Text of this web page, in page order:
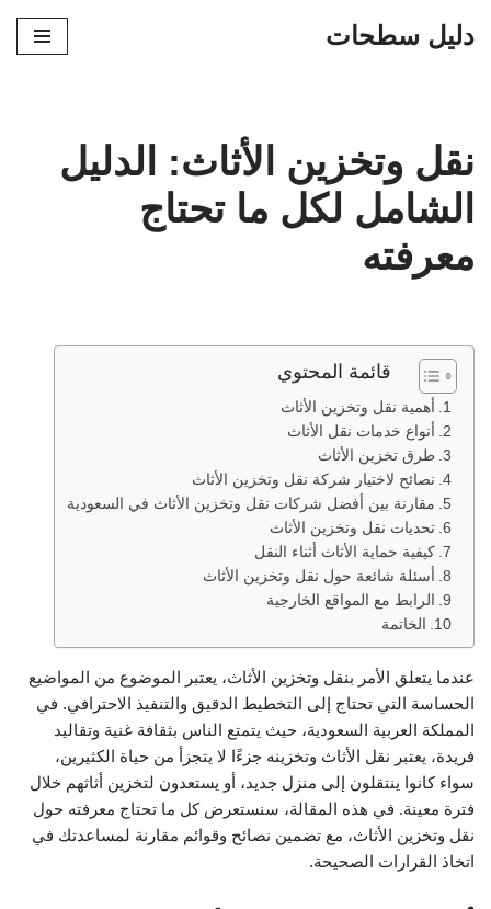
دليل سطحات
نقل وتخزين الأثاث: الدليل
الشامل لكل ما تحتاج
معرفته
قائمة المحتوي
أهمية نقل وتخزين الأثاث
أنواع خدمات نقل الأثاث
طرق تخزين الأثاث
نصائح لاختيار شركة نقل وتخزين الأثاث
مقارنة بين أفضل شركات نقل وتخزين الأثاث في السعودية
تحديات نقل وتخزين الأثاث
كيفية حماية الأثاث أثناء النقل
أسئلة شائعة حول نقل وتخزين الأثاث
الرابط مع المواقع الخارجية
الخاتمة
عندما يتعلق الأمر بنقل وتخزين الأثاث، يعتبر الموضوع من المواضيع
الحساسة التي تحتاج إلى التخطيط الدقيق والتنفيذ الاحترافي. في
المملكة العربية السعودية، حيث يتمتع الناس بثقافة غنية وتقاليد
فريدة، يعتبر نقل الأثاث وتخزينه جزءًا لا يتجزأ من حياة الكثيرين،
سواء كانوا ينتقلون إلى منزل جديد، أو يستعدون لتخزين أثاثهم خلال
فترة معينة. في هذه المقالة، سنستعرض كل ما تحتاج معرفته حول
نقل وتخزين الأثاث، مع تضمين نصائح وقوائم مقارنة لمساعدتك في
اتخاذ القرارات الصحيحة.